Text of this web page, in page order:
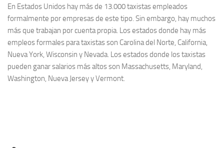
En Estados Unidos hay más de 13.000 taxistas empleados
formalmente por empresas de este tipo. Sin embargo, hay muchos
más que trabajan por cuenta propia. Los estados donde hay más
empleos formales para taxistas son Carolina del Norte, California,
Nueva York, Wisconsin y Nevada. Los estados donde los taxistas
pueden ganar salarios más altos son Massachusetts, Maryland,
Washington, Nueva Jersey y Vermont.